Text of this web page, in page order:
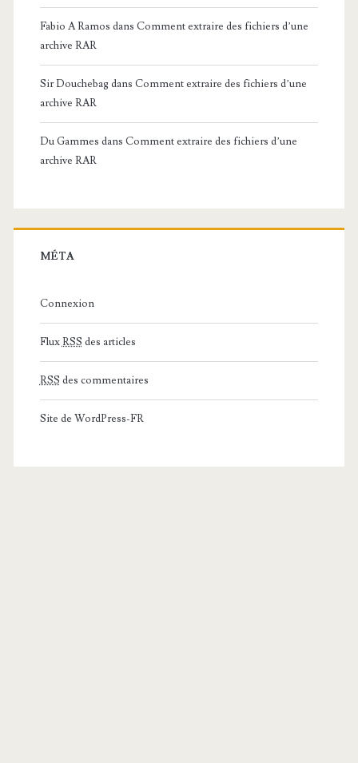
Fabio A Ramos dans Comment extraire des fichiers d’une
archive RAR
Sir Douchebagdans Comment extraire des fichiers d’une
archive RAR
Du Gammes dans Comment extraire des fichiers d’une
archive RAR
MÉTA
Connexion
FluxRSS des articles
RSS des commentaires
Site de WordPress-FR